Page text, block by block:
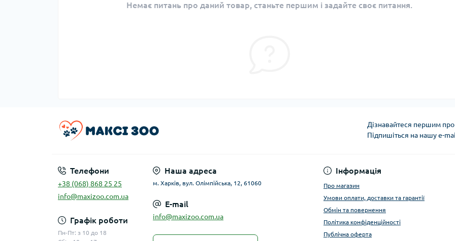
Немає питань про даний товар, станьте першим і задайте своє питання.
Дізнавайтеся першим про
Підпишіться на нашу e-
Телефони
+38 (068) 868 25 25
info@maxizoo.com.ua
Графік роботи
Пн-Пт: з 10 до 18
Наша адреса
м. Харків, вул. Олімпійська, 12, 61060
E-mail
info@maxizoo.com.ua
Інформація
Про магазин
Умови оплати, доставки та гарантії
Обмін та повернення
Політика конфіденційності
Публічна оферта